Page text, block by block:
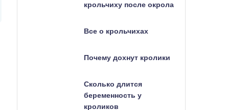
крольчиху после окрола
Все о крольчихах
Почему дохнут кролики
Сколько длится
беременность у
кроликов